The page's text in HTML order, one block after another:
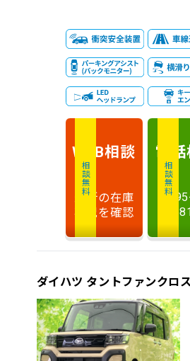
相談無料
WEB相談
最新の在庫
状況を確認
相談無料
電話
ダイハツ タントファンクロ